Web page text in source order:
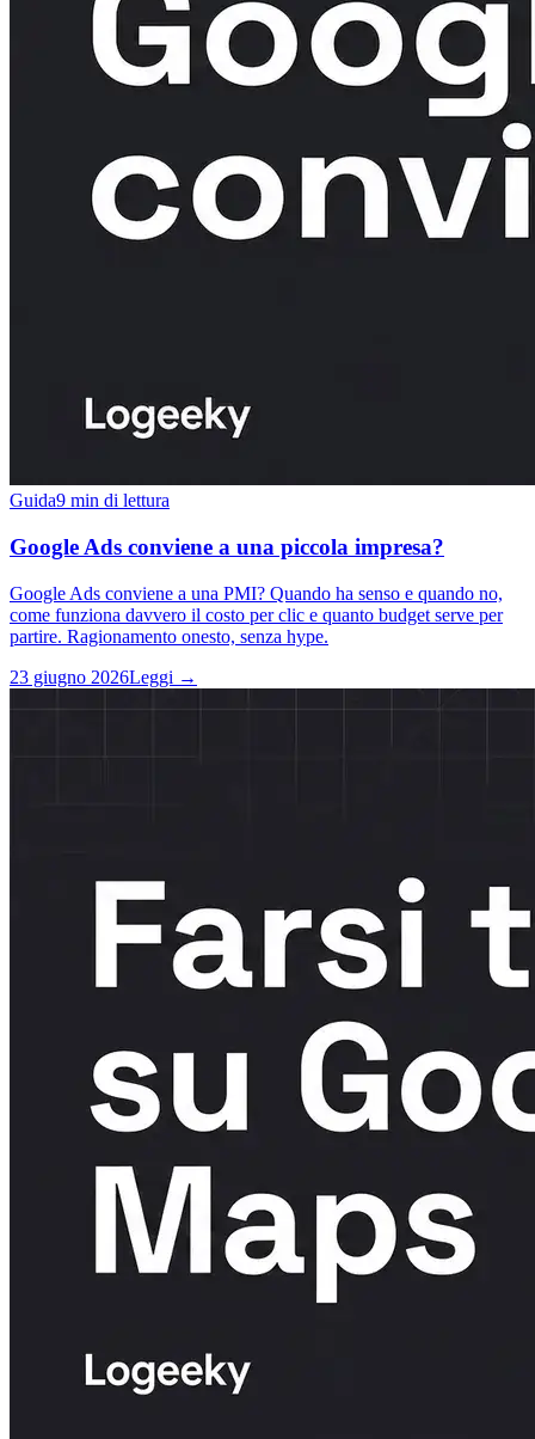
Guida9 min di lettura
Google Ads conviene a una piccola impresa?
Google Ads conviene a una PMI? Quando ha senso e quando no,
come funziona davvero il costo per clic e quanto budget serve per
partire. Ragionamento onesto, senza hype.
23 giugno 2026Leggi →